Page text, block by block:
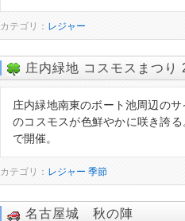
カテゴリ： レジャー
庄内緑地 コスモスまつり
庄内緑地南東のボート池周辺の
のコスモスが色鮮やかに咲き誇
で開催。
カテゴリ： レジャー 季節
名古屋城 秋の陣